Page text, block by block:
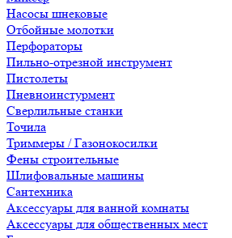
Насосы шнековые
Отбойные молотки
Перфораторы
Пильно-отрезной инструмент
Пистолеты
Пневноинстурмент
Сверлильные станки
Точила
Триммеры / Газонокосилки
Фены строительные
Шлифовальные машины
Сантехника
Аксессуары для ванной комнаты
Аксессуары для общественных мест